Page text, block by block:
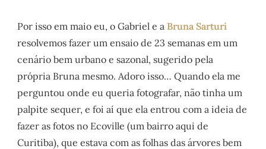
Por isso em maio eu, o Gabriel e a Bruna Sarturi
resolvemos fazer um ensaio de 23 semanas em um
cenário bem urbano e sazonal, sugerido pela
própria Bruna mesmo. Adoro isso… Quando ela me
perguntou onde eu queria fotografar, não tinha um
palpite sequer, e foi aí que ela entrou com a ideia de
fazer as fotos no Ecoville (um bairro aqui de
Curitiba), que estava com as folhas das árvores bem